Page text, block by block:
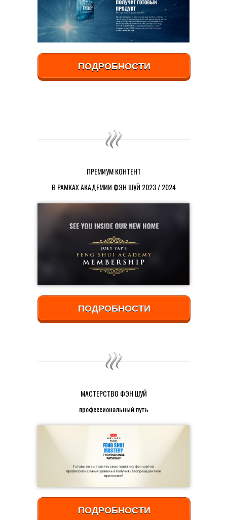
ПОДРОБНОСТИ
ПРЕМИУМ КОНТЕНТ
В РАМКАХ АКАДЕМИИ ФЭН ШУЙ 2023 / 2024
ПОДРОБНОСТИ
МАСТЕРСТВО ФЭН ШУЙ
профессиональный путь
ПОДРОБНОСТИ